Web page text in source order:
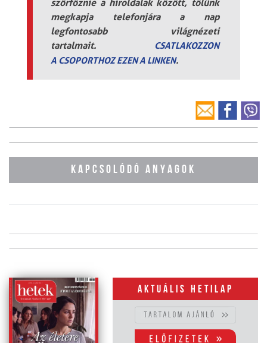
szörföznie a híroldalak között, tőlünk
megkapja telefonjára a nap
legfontosabb világnézeti
tartalmait.
CSATLAKOZZON
A CSOPORTHOZ EZEN A LINKEN.
KAPCSOLÓDÓ ANYAGOK
Aktuális hetilap